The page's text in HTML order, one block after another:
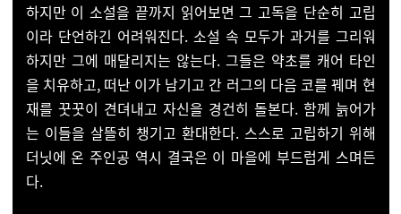
하지만 이 소설을 끝까지 읽어보면 그 고독을 단순히 고립
이라 단언하긴 어려워진다. 소설 속 모두가 과거를 그리워
하지만 그에 매달리지는 않는다. 그들은 약초를 캐어 타인
을 치유하고, 떠난 이가 남기고 간 러그의 다음 코를 꿰며 현
재를 꿋꿋이 견뎌내고 자신을 경건히 돌본다. 함께 늙어가
는 이들을 살뜰히 챙기고 환대한다. 스스로 고립하기 위해
더닛에 온 주인공 역시 결국은 이 마을에 부드럽게 스며든
다.